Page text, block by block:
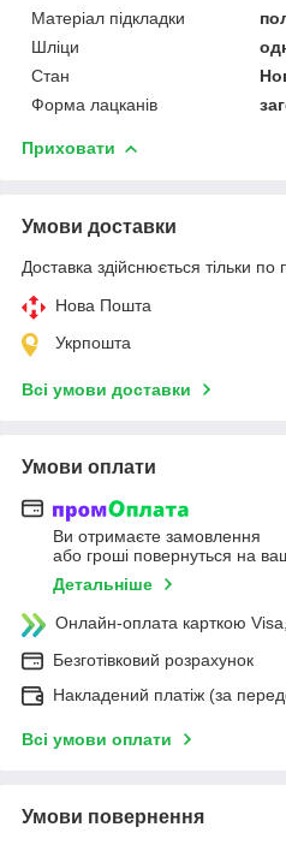
Матеріал підкладки
Шліци
Стан
Форма лацканів
Приховати
Умови доставки
Доставка здійснюється тільки по
Нова Пошта
Укрпошта
Всі умови доставки
Умови оплати
Ви отримаєте замовлення
або гроші повернуться на
Детальніше
Онлайн-оплата карткою
Безготівковий розрахунок
Накладений платіж (за
Всі умови оплати
Умови повернення